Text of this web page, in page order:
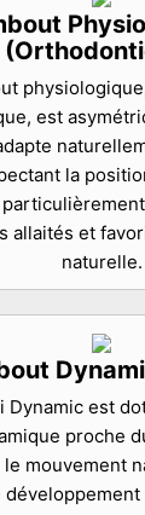
est
la
allaités et
naturelle.
Dynamic est
proche
le mouvement